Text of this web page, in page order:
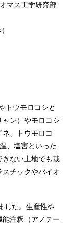
マス工学研究部
トウモロコシと
ン）やモロコシ
、トウモロコ
、塩害といった
きない土地でも栽
チックやバイオ
した。生産性や
注釈（アノテー